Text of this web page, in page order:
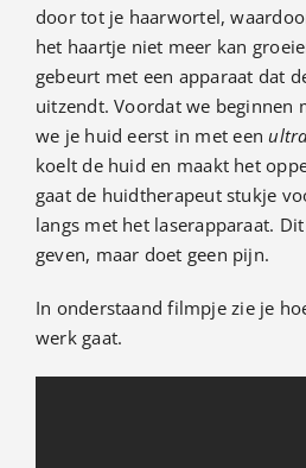
door tot je haarwortel,
het haartje niet meer kan
gebeurt met een apparaat dat
uitzendt. Voordat we beginnen
we je huid eerst in met een
koelt de huid en maakt het
gaat de huidtherapeut stukje
langs met het laserapparaat.
geven, maar doet geen pijn.
In onderstaand filmpje zie je
werk gaat.